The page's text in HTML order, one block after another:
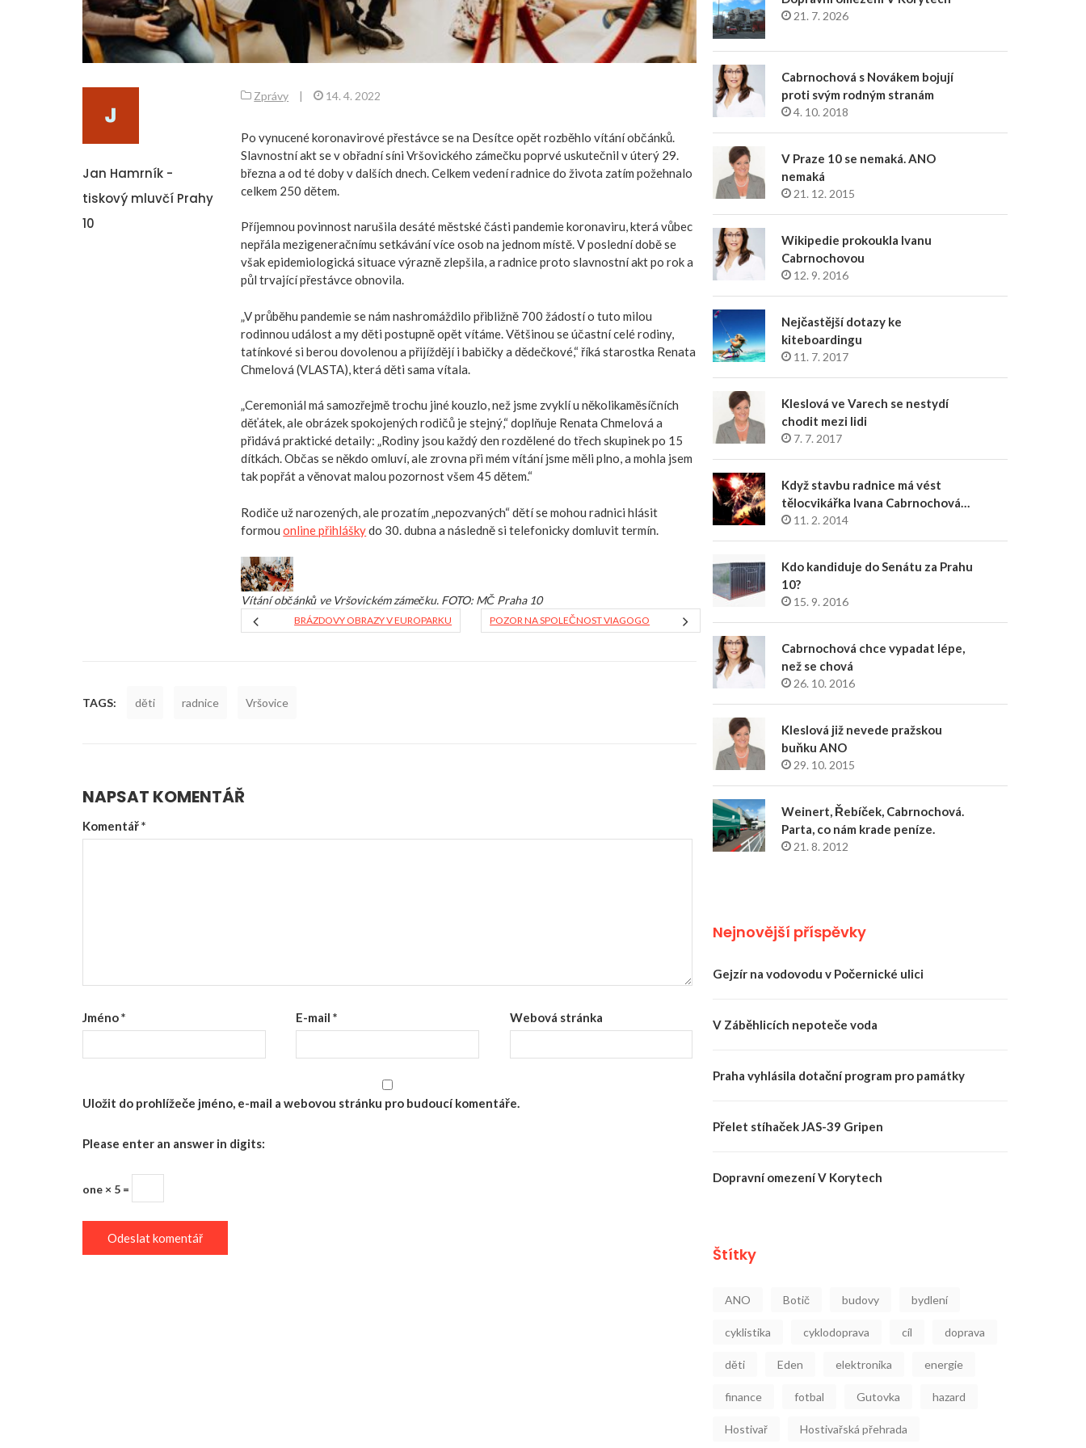
Jan Hamrník -
tiskový mluvčí Prahy
10
Zprávy | 14. 4. 2022
Po vynucené koronavirové přestávce se na Desítce opět rozběhlo vítání občánků.
Slavnostní akt se v obřadní síni Vršovického zámečku poprvé uskutečnil v úterý 29.
března a od té doby v dalších dnech. Celkem vedení radnice do života zatím požehnalo
celkem 250 dětem.
Příjemnou povinnost narušila desáté městské části pandemie koronaviru, která vůbec
nepřála mezigeneračnímu setkávání více osob na jednom místě. V poslední době se
však epidemiologická situace výrazně zlepšila, a radnice proto slavnostní akt po rok a
půl trvající přestávce obnovila.
„V průběhu pandemie se nám nashromáždilo přibližně 700 žádostí o tuto milou
rodinnou událost a my děti postupně opět vítáme. Většinou se účastní celé rodiny,
tatínkové si berou dovolenou a přijíždějí i babičky a dědečkové,“ říká starostka Renata
Chmelová (VLASTA), která děti sama vítala.
„Ceremoniál má samozřejmě trochu jiné kouzlo, než jsme zvyklí u několikaměsíčních
děťátek, ale obrázek spokojených rodičů je stejný,“ doplňuje Renata Chmelová a
přidává praktické detaily: „Rodiny jsou každý den rozdělené do třech skupinek po 15
dítkách. Občas se někdo omluví, ale zrovna při mém vítání jsme měli plno, a mohla jsem
tak popřát a věnovat malou pozornost všem 45 dětem.“
Rodiče už narozených, ale prozatím „nepozvaných“ dětí se mohou radnici hlásit
formouonline přihláškydo 30. dubna a následně si telefonicky domluvit termín.
Vítání občánků ve Vršovickém zámečku. FOTO: MČ Praha 10
BRÁZDOVY OBRAZY V EUROPARKU POZOR NA SPOLEČNOST VIAGOGO
TAGS: děti radnice Vršovice
NAPSAT KOMENTÁŘ
Komentář*
Jméno* E-mail* Webová stránka
Uložit do prohlížeče jméno, e-mail a webovou stránku pro budoucí komentáře.
Please enter an answer in digits:
one × 5 =
21. 7. 2026
Cabrnochová s Novákem bojují
proti svým rodným stranám
4. 10. 2018
V Praze 10 se nemaká. ANO
nemaká
21. 12. 2015
Wikipedie prokoukla Ivanu
Cabrnochovou
12. 9. 2016
Nejčastější dotazy ke
kiteboardingu
11. 7. 2017
Kleslová ve Varech se nestydí
chodit mezi lidi
7. 7. 2017
Když stavbu radnice má vést
tělocvikářka Ivana Cabrnochová…
11. 2. 2014
Kdo kandiduje do Senátu za Prahu
10?
15. 9. 2016
Cabrnochová chce vypadat lépe,
než se chová
26. 10. 2016
Kleslová již nevede pražskou
buňku ANO
29. 10. 2015
Weinert, Řebíček, Cabrnochová.
Parta, co nám krade peníze.
21. 8. 2012
Nejnovější příspěvky
Gejzír na vodovodu v Počernické ulici
V Záběhlicích nepoteče voda
Praha vyhlásila dotační program pro památky
Přelet stíhaček JAS-39 Gripen
Dopravní omezení V Korytech
Štítky
ANO Botič budovy bydlení
cyklistika cyklodoprava cíl doprava
děti Eden elektronika energie
finance fotbal Gutovka hazard
Hostivař Hostivařská přehrada